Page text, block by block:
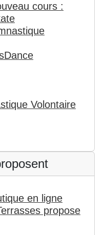
cours :
Volontaire
en ligne
propose